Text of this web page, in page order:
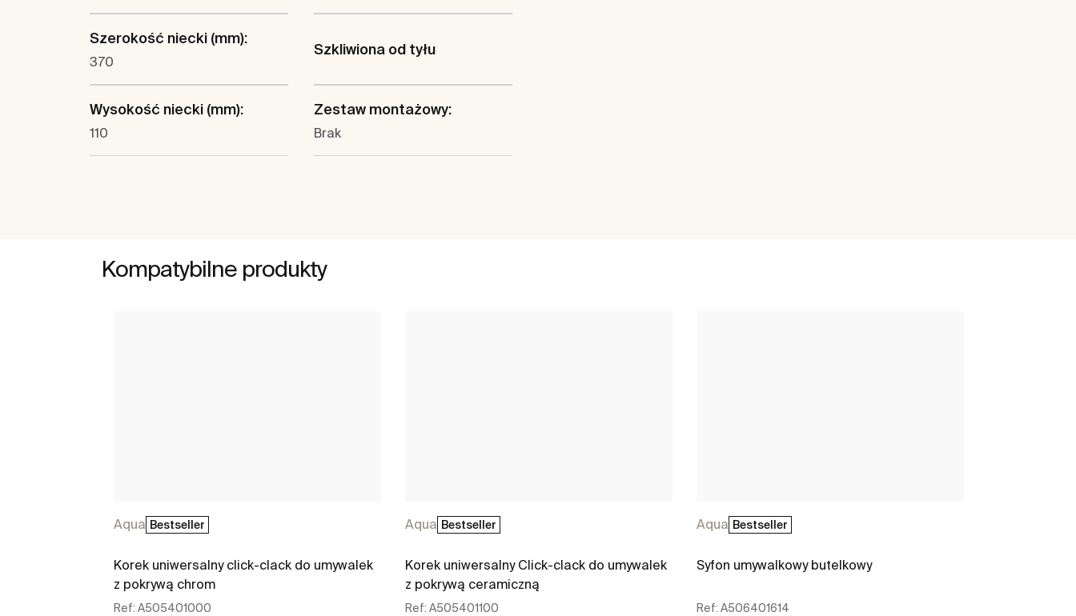
Szerokość niecki (mm):
370
Szkliwiona od tyłu
Wysokość niecki (mm):
110
Zestaw montażowy:
Brak
Kompatybilne produkty
Aqua Bestseller
Korek uniwersalny click-clack do umywalek
z pokrywą chrom
Ref: A505401000
Aqua Bestseller
Korek uniwersalny Click-clack do umywalek
z pokrywą ceramiczną
Ref: A505401100
Aqua Bestseller
Syfon umywalkowy butelkowy
Ref: A506401614